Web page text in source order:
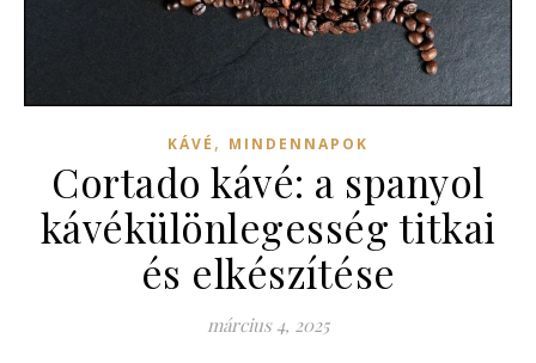
KÁVÉ , MINDENNAPOK
Cortado kávé: a spanyol
kávékülönlegesség titkai
és elkészítése
március 4, 2025